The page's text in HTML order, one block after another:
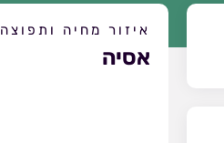
איזור מחיה ותפוצה
אסיה